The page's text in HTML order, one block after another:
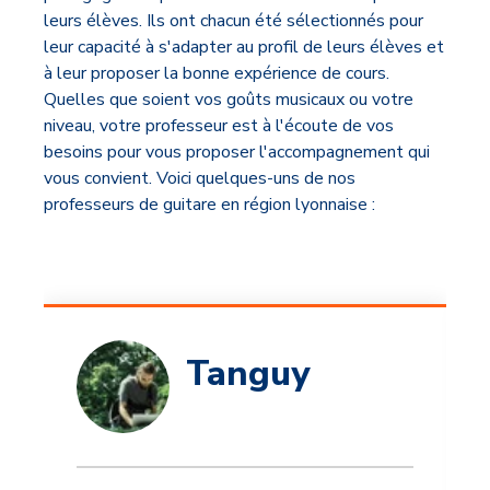
leurs élèves. Ils ont chacun été sélectionnés pour
leur capacité à s'adapter au profil de leurs élèves et
à leur proposer la bonne expérience de cours.
Quelles que soient vos goûts musicaux ou votre
niveau, votre professeur est à l'écoute de vos
besoins pour vous proposer l'accompagnement qui
vous convient. Voici quelques-uns de nos
professeurs de guitare en région lyonnaise :
Tanguy